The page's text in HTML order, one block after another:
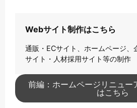
Webサイト制作はこちら
通販・ECサイト、ホームページ、
サイト・人材採用サイト等の制作
前編：ホームページリニュー
はこちら